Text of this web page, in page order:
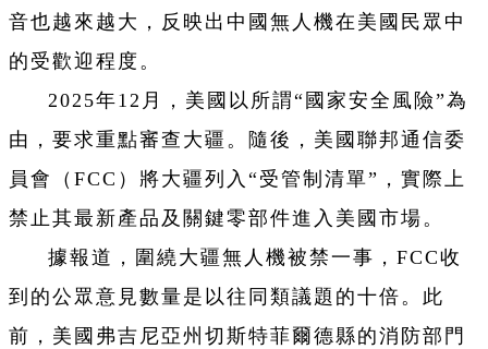
音也越來越大，反映出中國無人機在美國民眾中
的受歡迎程度。
2025年12月，美國以所謂“國家安全風險”為
由，要求重點審查大疆。隨後，美國聯邦通信委
員會（FCC）將大疆列入“受管制清單”，實際上
禁止其最新產品及關鍵零部件進入美國市場。
據報道，圍繞大疆無人機被禁一事，FCC收
到的公眾意見數量是以往同類議題的十倍。此
前，美國弗吉尼亞州切斯特菲爾德縣的消防部門